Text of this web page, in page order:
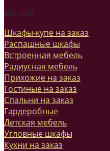
Каталог
Шкафы-купе на заказ
Распашные шкафы
Встроенная мебель
Радиусная мебель
Прихожие на заказ
Гостиные на заказ
Спальни на заказ
Гардеробные
Детская мебель
Угловные шкафы
Кухни на заказ